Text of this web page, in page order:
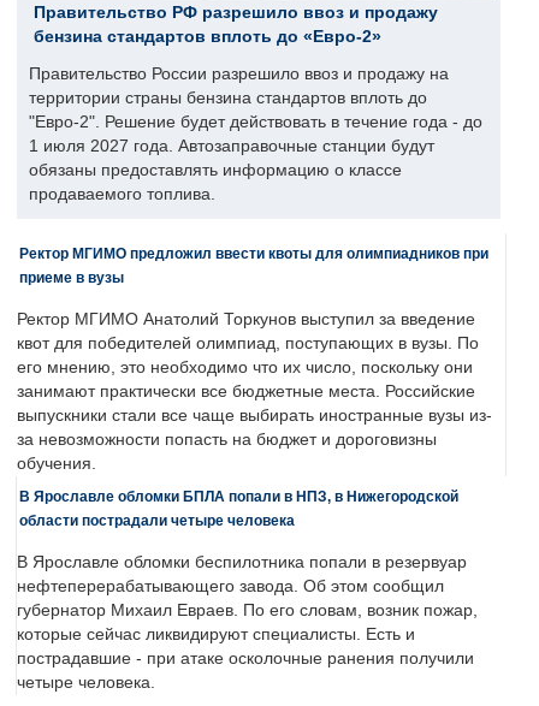
Правительство РФ разрешило ввоз и продажу
бензина стандартов вплоть до «Евро-2»
Правительство России разрешило ввоз и продажу на
территории страны бензина стандартов вплоть до
"Евро-2". Решение будет действовать в течение года - до
1 июля 2027 года. Автозаправочные станции будут
обязаны предоставлять информацию о классе
продаваемого топлива.
Ректор МГИМО предложил ввести квоты для олимпиадников при
приеме в вузы
Ректор МГИМО Анатолий Торкунов выступил за введение
квот для победителей олимпиад, поступающих в вузы. По
его мнению, это необходимо что их число, поскольку они
занимают практически все бюджетные места. Российские
выпускники стали все чаще выбирать иностранные вузы из-
за невозможности попасть на бюджет и дороговизны
обучения.
В Ярославле обломки БПЛА попали в НПЗ, в Нижегородской
области пострадали четыре человека
В Ярославле обломки беспилотника попали в резервуар
нефтеперерабатывающего завода. Об этом сообщил
губернатор Михаил Евраев. По его словам, возник пожар,
которые сейчас ликвидируют специалисты. Есть и
пострадавшие - при атаке осколочные ранения получили
четыре человека.